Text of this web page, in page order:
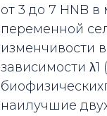
от 3 до 7 HNB
переменной
изменчивости
зависимости
наилучшие